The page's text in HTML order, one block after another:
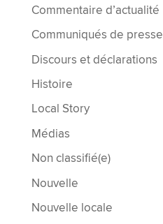
Commentaire d’actualité
Communiqués de presse
Discours et déclarations
Histoire
Local Story
Médias
Non classifié(e)
Nouvelle
Nouvelle locale